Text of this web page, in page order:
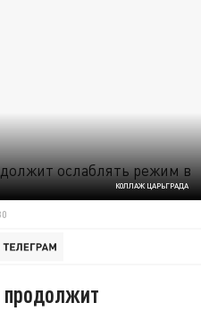
КОЛЛАЖ ЦАРЬГРАДА
продолжит